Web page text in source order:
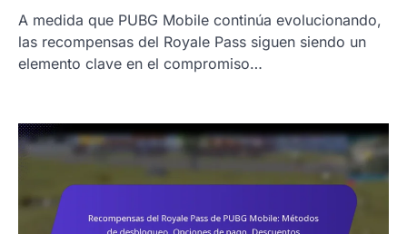
A medida que PUBG Mobile continúa evolucionando,
las recompensas del Royale Pass siguen siendo un
elemento clave en el compromiso…